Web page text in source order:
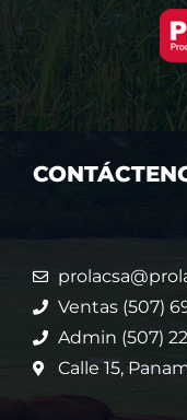
Ventas (507)
Admin (507)
Calle 15,